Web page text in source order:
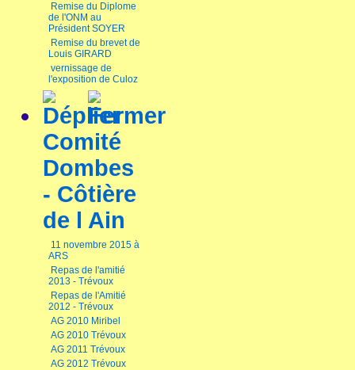
Remise du Diplome
de l'ONM au
Président SOYER
Remise du brevet de
Louis GIRARD
vernissage de
l'exposition de Culoz
Comité
Dombes
- Côtière
de l Ain
11 novembre 2015 à
ARS
Repas de l'amitié
2013 - Trévoux
Repas de l'Amitié
2012 - Trévoux
AG 2010 Miribel
AG 2010 Trévoux
AG 2011 Trévoux
AG 2012 Trévoux